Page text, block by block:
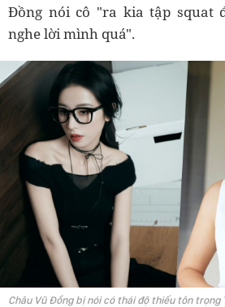
Đồng nói cô "ra kia tập squat
nghe lời mình quá".
Châu Vũ Đồng bị nói có thái độ thiếu tôn trọng